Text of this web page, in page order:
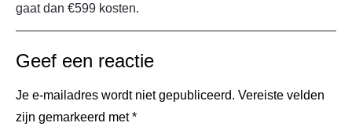
gaat dan €599 kosten.
Geef een reactie
Je e-mailadres wordt niet gepubliceerd. Vereiste velden
zijn gemarkeerd met*